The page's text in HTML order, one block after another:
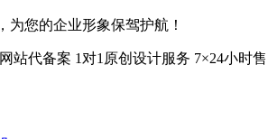
为您的企业形象保驾护航！
站代备案 1对1原创设计服务 7×24小时售